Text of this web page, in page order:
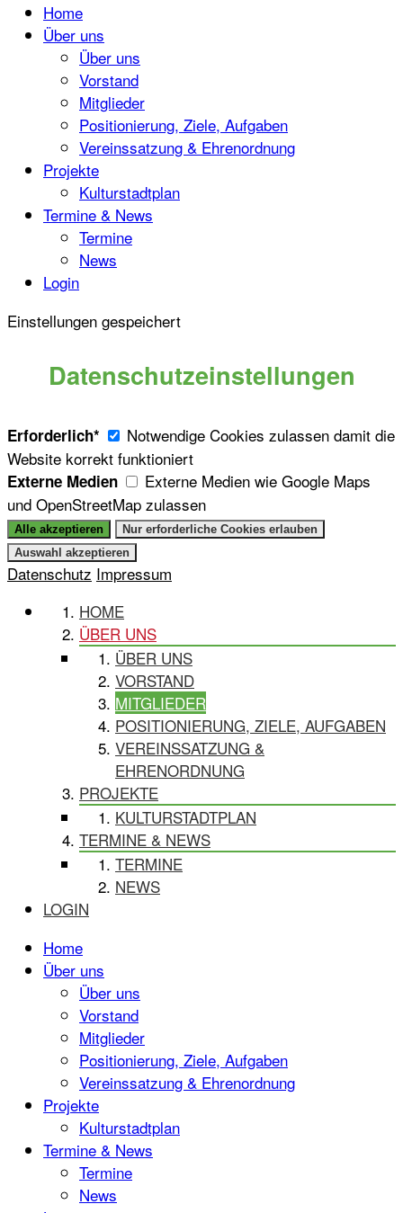
Home
Über uns
Über uns
Vorstand
Mitglieder
Positionierung, Ziele, Aufgaben
Vereinssatzung & Ehrenordnung
Projekte
Kulturstadtplan
Termine & News
Termine
News
Login
Einstellungen gespeichert
Datenschutzeinstellungen
Erforderlich*
Notwendige Cookies zulassen damit die
Website korrekt funktioniert
Externe Medien
Externe Medien wie Google Maps
und OpenStreetMap zulassen
Datenschutz Impressum
HOME
ÜBER UNS
ÜBER UNS
VORSTAND
MITGLIEDER
POSITIONIERUNG, ZIELE, AUFGABEN
VEREINSSATZUNG &
EHRENORDNUNG
PROJEKTE
KULTURSTADTPLAN
TERMINE & NEWS
TERMINE
NEWS
LOGIN
Home
Über uns
Über uns
Vorstand
Mitglieder
Positionierung, Ziele, Aufgaben
Vereinssatzung & Ehrenordnung
Projekte
Kulturstadtplan
Termine & News
Termine
News